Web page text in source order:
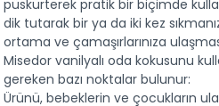
püskürterek pratik bir biçimde
dik tutarak bir ya da iki kez
ortama ve çamaşırlarınıza
Misedor vanilyalı oda kokusunu
gereken bazı noktalar bulunur:
Ürünü, bebeklerin ve çocukların